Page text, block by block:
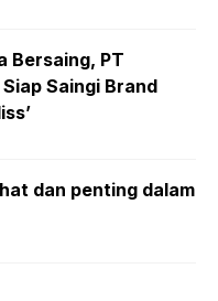
Bersaing, PT
Siap Saingi Brand
dan penting dalam